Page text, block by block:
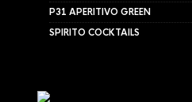
P31 APERITIVO GREEN
SPIRITO COCKTAILS